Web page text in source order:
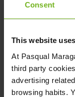
Consent
This website
At Pasqual
third party
advertising
browsing habits.
Este año, las